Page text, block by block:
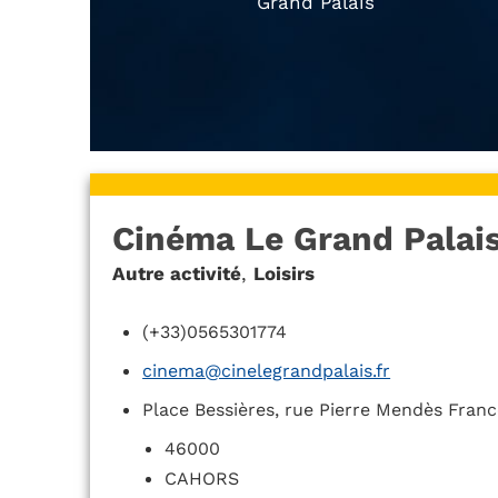
Cinéma Le Grand
Autre activité, Loisirs
(+33)0565301774
cinema@cinelegrandpalais.fr
Place Bessières, rue Pierre Mendès
46000
CAHORS